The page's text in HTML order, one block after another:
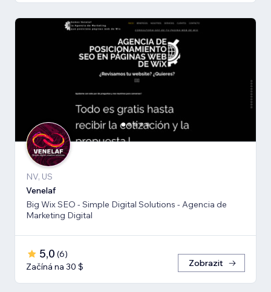
NV, US
Venelaf
Big Wix SEO - Simple Digital Solutions - Agencia de
Marketing Digital
5,0 (6)
Začíná na 30 $
Zobrazit